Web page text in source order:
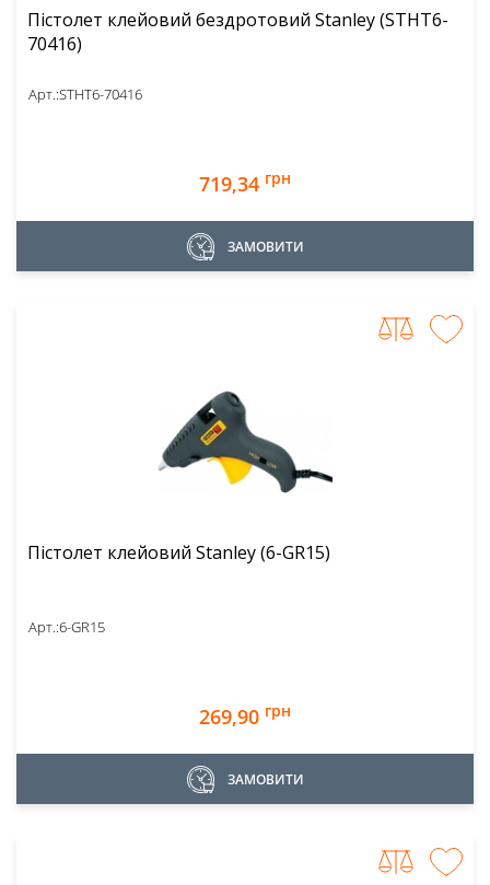
Пістолет клейовий бездротовий Stanley (STHT6-
70416)
Арт.:STHT6-70416
719,34 грн
ЗАМОВИТИ
Пістолет клейовий Stanley (6-GR15)
Арт.:6-GR15
269,90 грн
ЗАМОВИТИ